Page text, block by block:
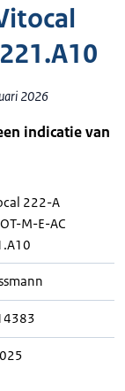
2026
indicatie van
222-A
M-E-AC